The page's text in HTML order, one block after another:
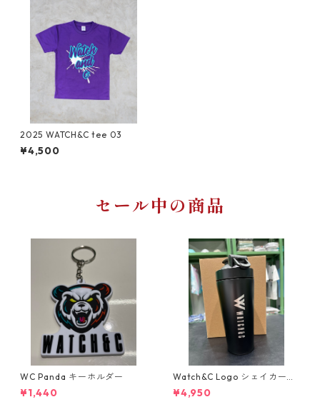
2025 WATCH&C tee 03
¥4,500
セール中の商品
WC Panda キーホルダー
¥1,440
Watch&C Logo シェイカー
Web限定10個‼️
¥4,950